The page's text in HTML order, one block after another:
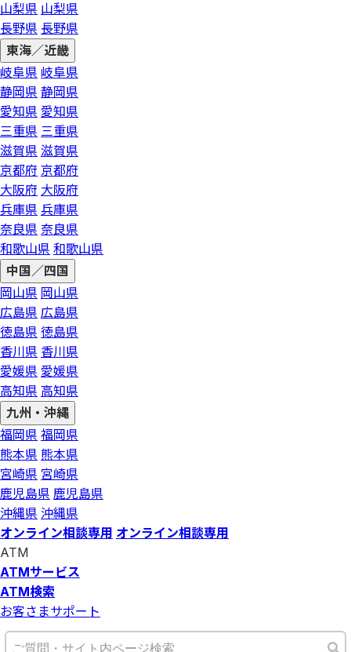
山梨県 山梨県
長野県 長野県
東海／近畿
岐阜県 岐阜県
静岡県 静岡県
愛知県 愛知県
三重県 三重県
滋賀県 滋賀県
京都府 京都府
大阪府 大阪府
兵庫県 兵庫県
奈良県 奈良県
和歌山県 和歌山県
中国／四国
岡山県 岡山県
広島県 広島県
徳島県 徳島県
香川県 香川県
愛媛県 愛媛県
高知県 高知県
九州・沖縄
福岡県 福岡県
熊本県 熊本県
宮崎県 宮崎県
鹿児島県 鹿児島県
沖縄県 沖縄県
オンライン相談専用 オンライン相談専用
ATM
ATMサービス
ATM検索
お客さまサポート